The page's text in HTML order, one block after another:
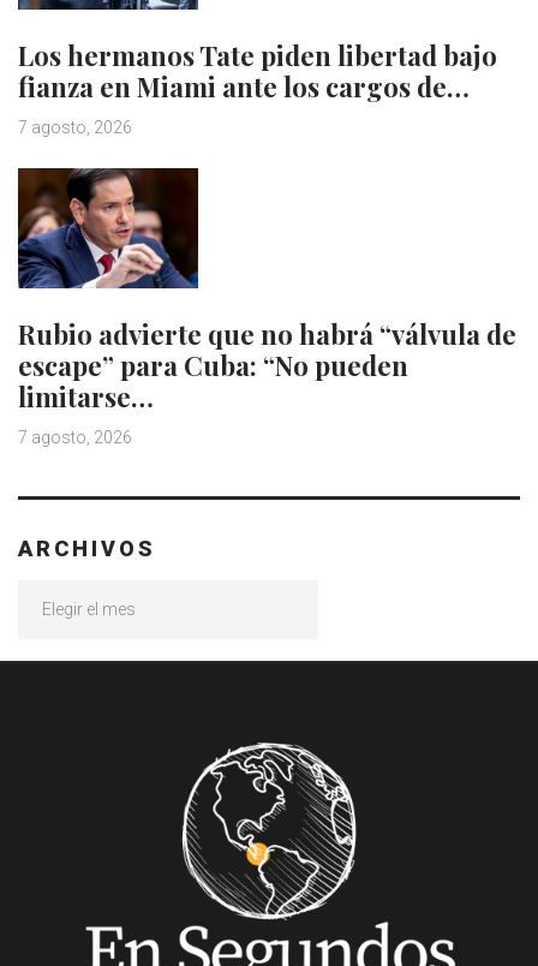
Los hermanos Tate piden libertad bajo
fianza en Miami ante los cargos de…
7 agosto, 2026
Rubio advierte que no habrá “válvula de
escape” para Cuba: “No pueden
limitarse…
7 agosto, 2026
ARCHIVOS